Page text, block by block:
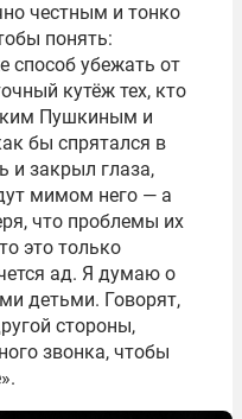
честным и тонко
понять:
способ убежать от
кутёж тех, кто
Пушкиным и
бы спрятался в
и закрыл глаза,
мимом него — а
что проблемы их
это только
ад. Я думаю о
детьми. Говорят,
стороны,
звонка, чтобы